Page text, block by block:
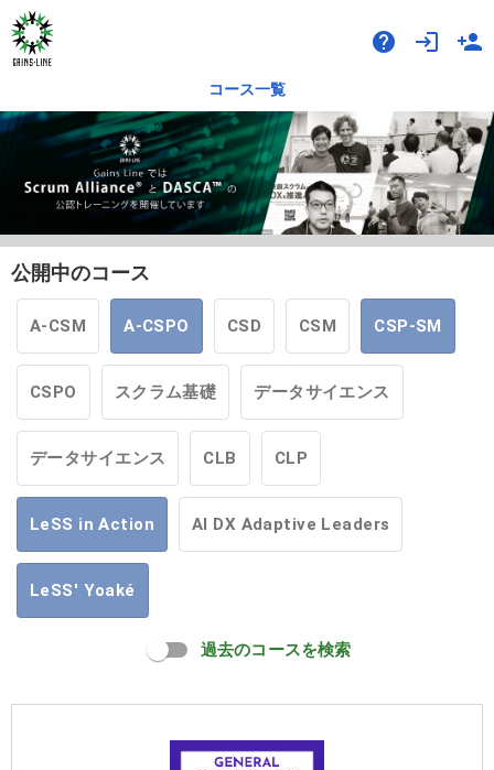
help login person_add
コース一覧
公開中のコース
A-CSM A-CSPO CSD CSM CSP-SM
CSPO スクラム基礎 データサイエンス
データサイエンス CLB CLP
LeSS in Action AI DX Adaptive Leaders
LeSS' Yoaké
過去のコースを検索